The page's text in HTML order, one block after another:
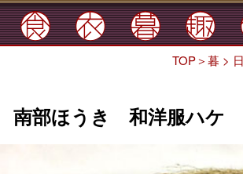
TOP＞暮 >
南部ほうき 和洋服ハケ